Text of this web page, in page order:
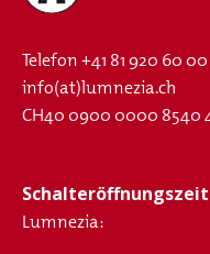
Telefon+41 81 920 60 00
info(at)lumnezia.ch
CH40 0900 0000 8540
Lumnezia: